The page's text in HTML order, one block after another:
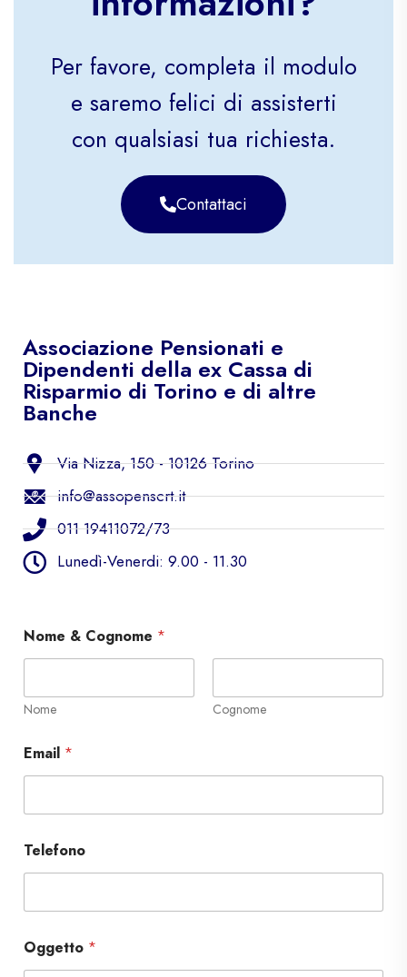
Per favore, completa il modulo
e saremo felici di assisterti
con qualsiasi tua richiesta.
Contattaci
Associazione Pensionati e
Dipendenti della ex Cassa di
Risparmio di Torino e di altre
Banche
Via Nizza, 150 - 10126 Torino
info@assopenscrt.it
011 19411072/73
Lunedì-Venerdi: 9.00 - 11.30
Nome & Cognome *
Nome Cognome
Email *
Telefono
Oggetto *